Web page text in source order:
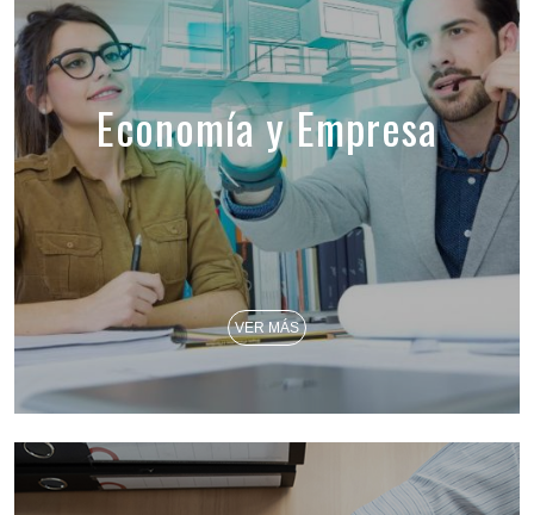
Economía y Empresa
VER MÁS